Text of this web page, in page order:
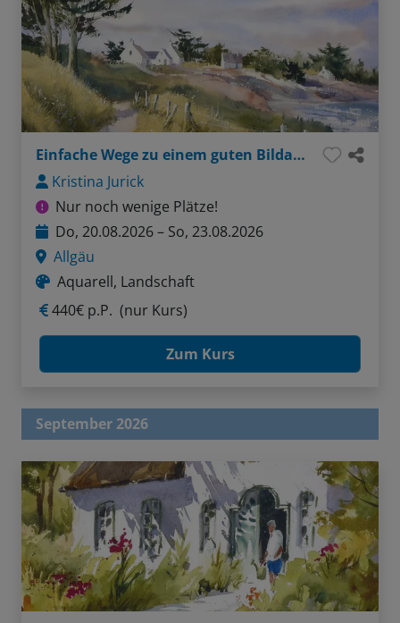
Einfache Wege zu einem guten Bildaufbau
Kristina Jurick
Nur noch wenige Plätze!
Do, 20.08.2026 – So, 23.08.2026
Allgäu
Aquarell, Landschaft
440€ p.P. (nur Kurs)
Zum Kurs
September 2026